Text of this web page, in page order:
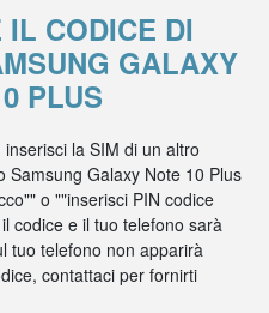
CODICE DI
GALAXY
PLUS
la SIM di un altro
Galaxy Note 10 Plus
o ""inserisci PIN codice
codice e il tuo telefono sarà
tuo telefono non apparirà
contattaci per fornirti